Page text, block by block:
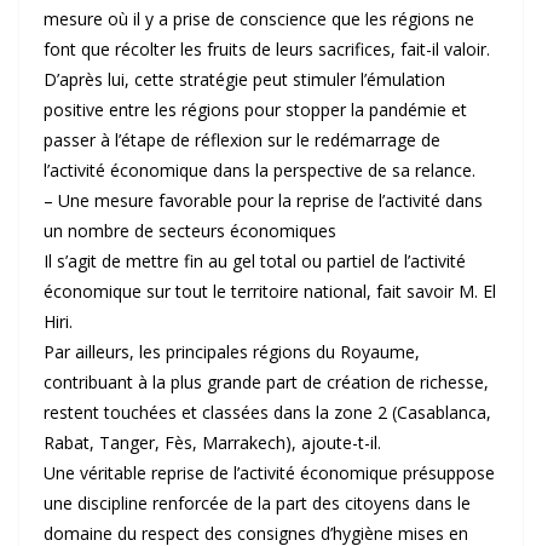
mesure où il y a prise de conscience que les régions ne
font que récolter les fruits de leurs sacrifices, fait-il valoir.
D’après lui, cette stratégie peut stimuler l’émulation
positive entre les régions pour stopper la pandémie et
passer à l’étape de réflexion sur le redémarrage de
l’activité économique dans la perspective de sa relance.
– Une mesure favorable pour la reprise de l’activité dans
un nombre de secteurs économiques
Il s’agit de mettre fin au gel total ou partiel de l’activité
économique sur tout le territoire national, fait savoir M. El
Hiri.
Par ailleurs, les principales régions du Royaume,
contribuant à la plus grande part de création de richesse,
restent touchées et classées dans la zone 2 (Casablanca,
Rabat, Tanger, Fès, Marrakech), ajoute-t-il.
Une véritable reprise de l’activité économique présuppose
une discipline renforcée de la part des citoyens dans le
domaine du respect des consignes d’hygiène mises en